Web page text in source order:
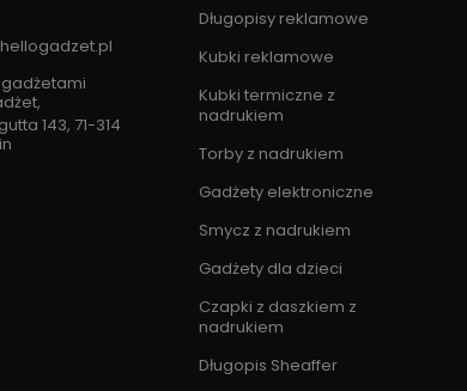
gadżetami
,
143, 71-314
Długopisy reklamowe
Kubki reklamowe
Kubki termiczne z
nadrukiem
Torby z nadrukiem
Gadżety elektroniczne
Smycz z nadrukiem
Gadżety dla dzieci
Czapki z daszkiem z
nadrukiem
Długopis Sheaffer